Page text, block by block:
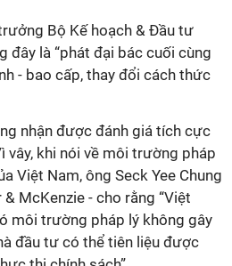
Bộ Kế hoạch & Đầu tư
đây là “phát đại bác cuối cùng
- bao cấp, thay đổi cách thức
nhận được đánh giá tích cực
khi nói về môi trường pháp
Việt Nam, ông Seck Yee Chung
McKenzie - cho rằng “Việt
môi trường pháp lý không gây
đầu tư có thể tiên liệu được